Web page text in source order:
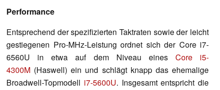
Performance
Entsprechend der spezifizierten Taktraten sowie der leicht
gestiegenen Pro-MHz-Leistung ordnet sich der Core i7-
6560U in etwa auf dem Niveau eines Core i5-
4300M (Haswell) ein und schlägt knapp das ehemalige
Broadwell-Topmodell i7-5600U. Insgesamt entspricht die